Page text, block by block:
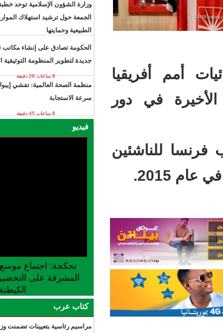
دور
وزارة الشؤون الإسلامية توحد خطبة
الجمعة حول ترشيد استهلاك الموارد
الطبيعية وحمايتها
الحكومة تصادق على إنشاء مكاتب توثيق
جديدة لتطوير المنظومة التوثيقية الوطنية
8 ساعات 29 دقيقة
منظمة الصحة العالمية: تفشي إيبولا يتجاوز
سرعة الاستجابة
تجكجة: اجتماع موسع للجنة الجهوية
المشرفة على التحضير لإطلاق موسم
كتاب عرب
مراسيم رئاسية بتعيينات تضمنت وزراء